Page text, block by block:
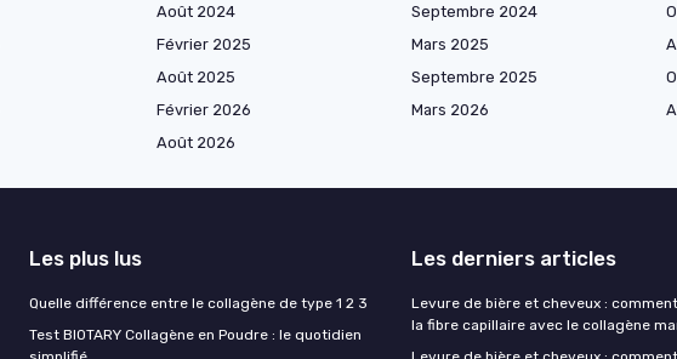
Août 2024 Septembre 2024
Février 2025 Mars 2025
Août 2025 Septembre 2025
Février 2026 Mars 2026
Août 2026
Les plus lus
Quelle différence entre le collagène de type 1 2 3
Test BIOTARY Collagène en Poudre : le quotidien
Les derniers articles
Levure de bière et cheveux :
la fibre capillaire avec le collagène